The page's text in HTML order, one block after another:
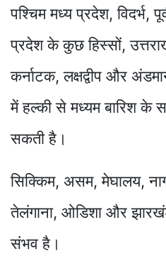
पश्चिम मध्य प्रदेश, विदर्भ,
प्रदेश के कुछ हिस्सों,
कर्नाटक, लक्षद्वीप और
में हल्की से मध्यम बारिश के
सकती है।
सिक्किम, असम, मेघालय,
तेलंगाना, ओडिशा और
संभव है।